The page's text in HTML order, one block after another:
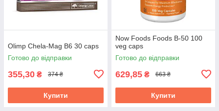
Olimp Chela-Mag B6 30 caps
Готово до відправки
355,30 ₴ 374 ₴
Купити
Now Foods Foods B-50 100
veg caps
Готово до відправки
629,85 ₴ 663 ₴
Купити